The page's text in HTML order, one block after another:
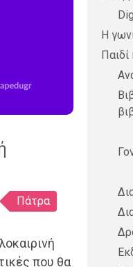
Πάτρα
που θα
Η
Παιδί